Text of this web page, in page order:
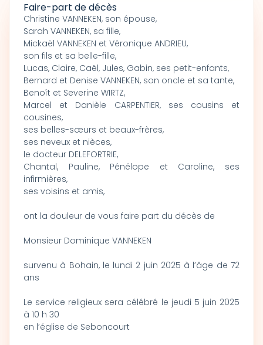
Faire-part de décès
Christine VANNEKEN, son épouse,
Sarah VANNEKEN, sa fille,
Mickaël VANNEKEN et Véronique ANDRIEU,
son fils et sa belle-fille,
Lucas, Claire, Caël, Jules, Gabin, ses petit-enfants,
Bernard et Denise VANNEKEN, son oncle et sa tante,
Benoît et Severine WIRTZ,
Marcel et Danièle CARPENTIER, ses cousins et
cousines,
ses belles-sœurs et beaux-frères,
ses neveux et nièces,
le docteur DELEFORTRIE,
Chantal, Pauline, Pénélope et Caroline, ses
infirmières,
ses voisins et amis,
ont la douleur de vous faire part du décès de
Monsieur Dominique VANNEKEN
survenu à Bohain, le lundi 2 juin 2025 à l’âge de 72
ans
Le service religieux sera célébré le jeudi 5 juin 2025
à 10 h 30
en l’église de Seboncourt